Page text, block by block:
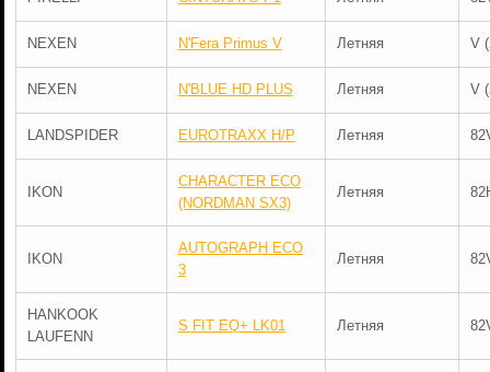
NEXEN N'Fera Primus V Летняя V
NEXEN N'BLUE HD PLUS Летняя V
LANDSPIDER EUROTRAXX H/P Летняя
IKON
CHARACTER ECO
(NORDMAN SX3)
Летняя
IKON
AUTOGRAPH ECO
3
Летняя
HANKOOK
LAUFENN
S FIT EQ+ LK01 Летняя